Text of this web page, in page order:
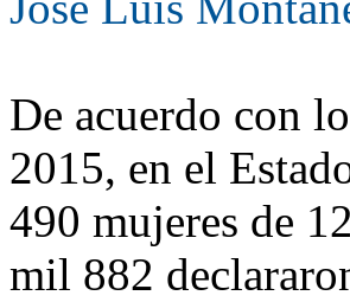
De acuerdo con
2015, en el
490 mujeres de
mil 882